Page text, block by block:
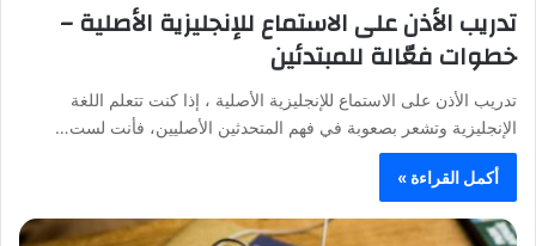
تدريب الأذن على الاستماع للإنجليزية الأصلية –
خطوات فعّالة للمبتدئين
تدريب الأذن على الاستماع للإنجليزية الأصلية ، إذا كنت تتعلم اللغة
الإنجليزية وتشعر بصعوبة في فهم المتحدثين الأصليين، فأنت لست…
أكمل القراءة »